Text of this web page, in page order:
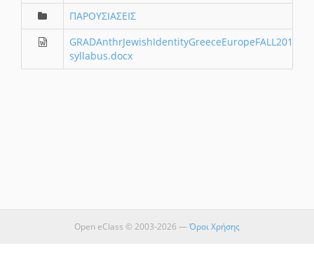
ΠΑΡΟΥΣΙΑΣΕΙΣ
GRADAnthrJewishIdentityGreeceEuropeFALL2017-
syllabus.docx
Open eClass © 2003-2026 —Όροι Χρήσης